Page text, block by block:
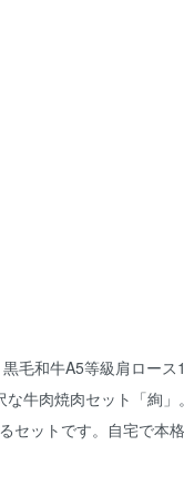
毛和牛A5等級肩ロース
牛肉焼肉セット「絢」
セットです。自宅で本